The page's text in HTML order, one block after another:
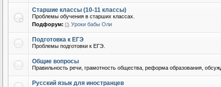
Старшие классы (10-11 классы)
Проблемы обучения в старших классах.
Подфорум:
Уроки бабы Оли
Подготовка к ЕГЭ
Проблемы подготовки к ЕГЭ.
Общие вопросы
Правильность речи, грамотность общества, реформа образования,
Русский язык для иностранцев